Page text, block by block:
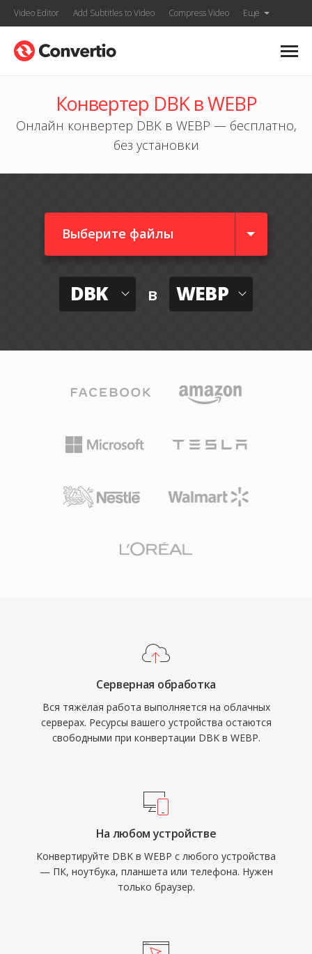
Video Editor Add Subtitles to Video Compress Video Ещё
Конвертер DBK в WEBP
Онлайн конвертер DBK в WEBP — бесплатно,
без установки
Выберите файлы
DBK в WEBP
Серверная обработка
Вся тяжёлая работа выполняется на облачных
серверах. Ресурсы вашего устройства остаются
свободными при конвертации DBK в WEBP.
На любом устройстве
Конвертируйте DBK в WEBP с любого устройства
— ПК, ноутбука, планшета или телефона. Нужен
только браузер.